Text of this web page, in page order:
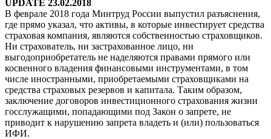
UPDATE 23.02.2018
В феврале 2018 года Минтруд России выпустил разъяснения,
где прямо указал, что активы, в которые инвестирует средства
страховая компания, являются собственностью страховщиков.
Ни страхователь, ни застрахованное лицо, ни
выгодоприобретатель не наделяются правами прямого или
косвенного владения финансовыми инструментами, в том
числе иностранными, приобретаемыми страховщиками на
средства страховых резервов и капитала. Таким образом,
заключение договоров инвестиционного страхования жизни
госслужащими, попадающими под Закон о запрете, не
приводит к нарушению запрета владеть и (или) пользоваться
ИФИ.